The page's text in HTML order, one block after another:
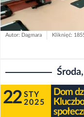
Autor: Dagmara Kliknięć:
22 STY
2025
Dom